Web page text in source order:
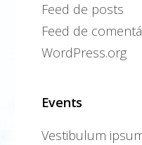
Feed de posts
Feed de
WordPress.org
Events
Vestibulum